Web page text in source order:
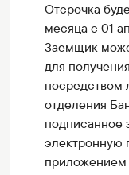
Отсрочка
месяца с 01
Заемщик
для
посредством
отделения
подписанное
электронную
приложением